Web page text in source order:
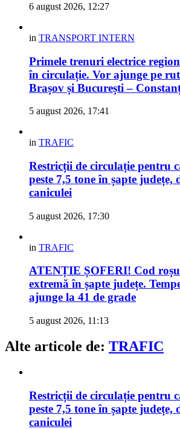
6 august 2026, 12:27
in TRANSPORT INTERN
Primele trenuri electrice
în circulație. Vor ajunge pe
Brașov și București –
5 august 2026, 17:41
in TRAFIC
Restricții de circulație pentru
peste 7,5 tone în șapte județe,
caniculei
5 august 2026, 17:30
in TRAFIC
ATENȚIE ȘOFERI! Cod
extremă în șapte județe.
ajunge la 41 de grade
5 august 2026, 11:13
Alte articole de: TRAFIC
Restricții de circulație pentru
peste 7,5 tone în șapte județe,
caniculei